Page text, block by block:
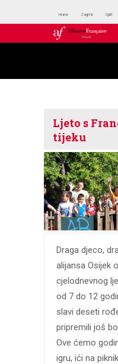
Home Zagreb Split
Ljeto s
tijeku
Draga djeco,
alijansa Osijek
cjelodnevnog
od 7 do 12
slavi deseti
pripremili još
Ove ćemo
igru, ići na